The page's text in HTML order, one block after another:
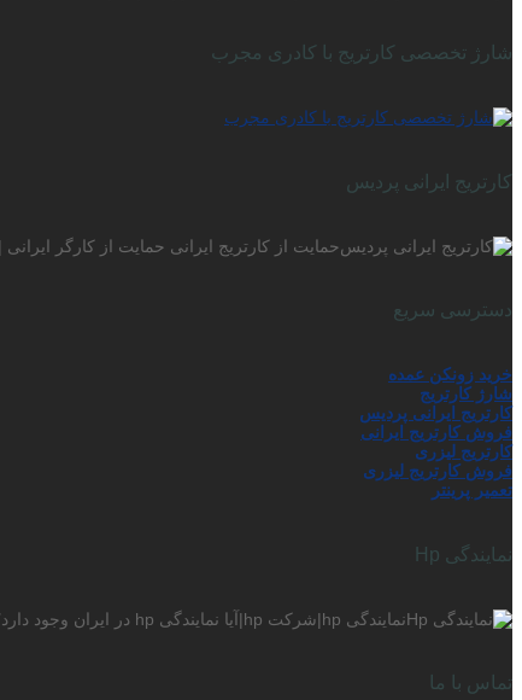
شارژ تخصصی کارتریج با کادری مجرب
کارتریج ایرانی پردیس
حمایت از کارتریج ایرانی حمایت از کارگر
دسترسی سریع
خرید زونکن عمده
شارژ کارتریج
کارتریج ایرانی پردیس
فروش کارتریج ایرانی
کارتریج لیزری
فروش کارتریج لیزری
تعمیر پرینتر
نمایندگی Hp
نمایندگی hp|شرکت hp|آیا نمایندگی hp در ایران وجود دارد؟
تماس با ما